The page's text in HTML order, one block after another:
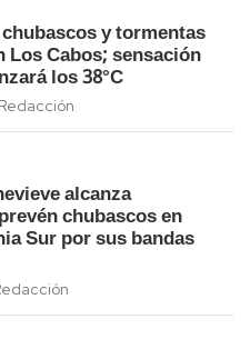
y tormentas
Los Cabos; sensación
los 38°C
Redacción
alcanza
chubascos en
Sur por sus bandas